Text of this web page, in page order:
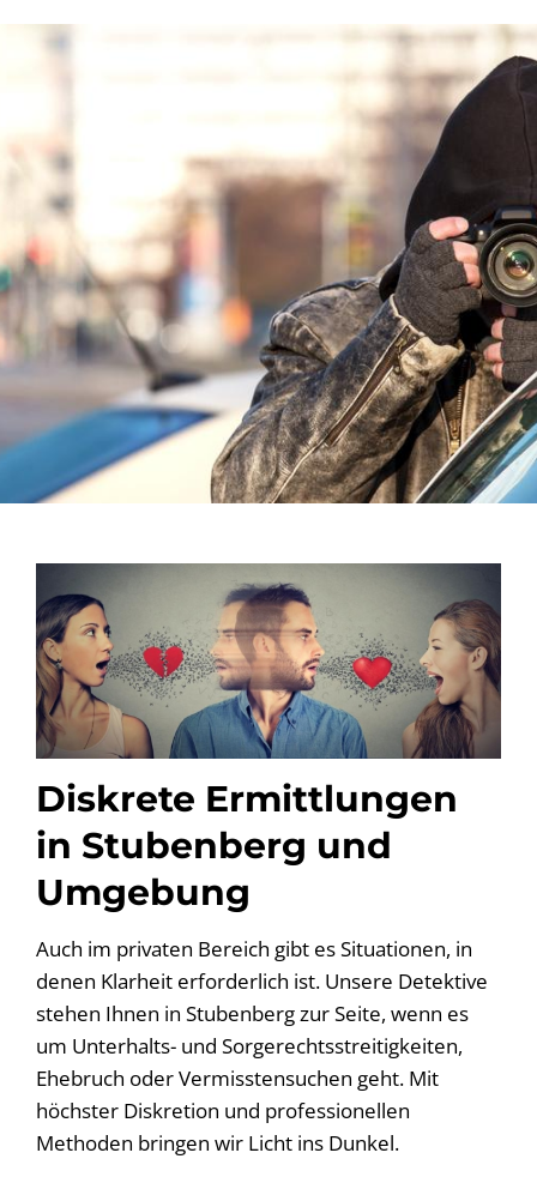
Diskrete Ermittlungen
in Stubenberg und
Umgebung
Auch im privaten Bereich gibt es Situationen, in
denen Klarheit erforderlich ist. Unsere Detektive
stehen Ihnen in Stubenberg zur Seite, wenn es
um Unterhalts- und Sorgerechtsstreitigkeiten,
Ehebruch oder Vermisstensuchen geht. Mit
höchster Diskretion und professionellen
Methoden bringen wir Licht ins Dunkel.